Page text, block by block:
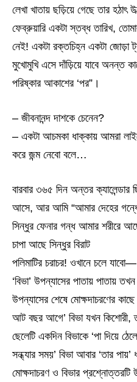
লেখা খাতায় ছড়িয়ে গেছে তার হঠাৎ
ফেব্রুয়ারি একটা স্তব্ধ তারিখ,
নেই! একটা রক্তচিহ্ন একটা জোড়া
মুখোমুখি এসে দাঁড়িয়ে যাবে অনন্ত
পরিষ্কার আকাশের ‘পর”।
– জীবনানন্দ দাশকে চেনেন?
– একটা আচমকা ধাক্কায় আমরা
করে জন্ম নেবো বলে…
বারবার ৩৬৫ দিন অন্তর
আসে, আর আমি “আমার দেহের
সিন্ধুর ফেনার গন্ধ আমার শরীরে
চাপা আছে সিন্ধুর বিরাট
পলিমাটির চরাচর! ওখানে চলে
‘বিভা’ উপন্যাসের পাতায় পাতায়
উপন্যাসের শেষে মোক্ষদাচরণের
আট বছর আগে’ বিভা যখন কিশোরী,
ছেলেটি একদিন বিভাকে ‘পা দিয়ে
সন্ধ্যার সময়’ বিভা আবার ‘তার
মোক্ষদাচরণ ও বিভার